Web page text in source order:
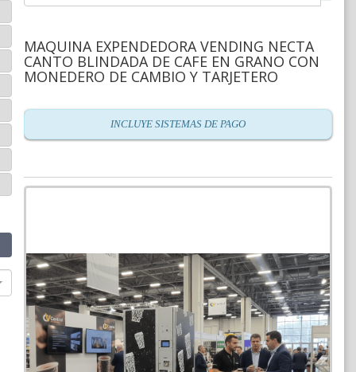
MAQUINA EXPENDEDORA VENDING NECTA
CANTO BLINDADA DE CAFE EN GRANO CON
MONEDERO DE CAMBIO Y TARJETERO
INCLUYE SISTEMAS DE PAGO